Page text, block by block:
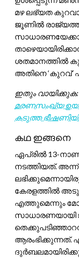
മഴ ലഭ്യത
ജൂണിൽ രാജ്യത്ത്
ശതമാനത്തിൽ
അതിനെ ‘കുറവ്’
ഇതും വായിക്കുക:
മരണസംഖ്യ
കടുത്ത
കഥ ഇങ്ങനെ
ഏപ്രിൽ 13-
നടത്തിയത്. അന്ന്
കേരളത്തിൽ
എത്തുമെന്നും
സാധാരണയായി
ആരംഭിക്കുന്നത്.